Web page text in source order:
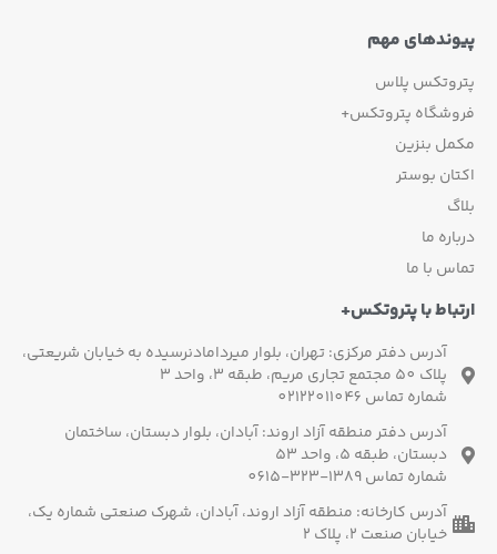
پیوندهای مهم
پتروتکس پلاس
فروشگاه پتروتکس+
مکمل بنزین
اکتان بوستر
بلاگ
درباره ما
تماس با ما
ارتباط با پتروتکس+
آدرس دفتر مرکزی: تهران، بلوار میردامادنرسیده به خیابان شریعتی،
پلاک 50 مجتمع تجاری مریم، طبقه 3، واحد 3
شماره تماس 02122011046
آدرس دفتر منطقه آزاد اروند: آبادان، بلوار دبستان، ساختمان
دبستان، طبقه 5، واحد 53
شماره تماس 1389-323-0615
آدرس کارخانه: منطقه آزاد اروند، آبادان، شهرک صنعتی شماره یک،
خیابان صنعت 2، پلاک 2